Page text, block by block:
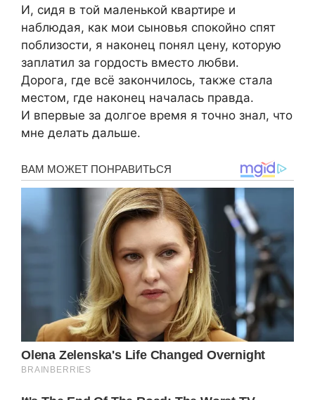
И, сидя в той маленькой квартире и
наблюдая, как мои сыновья спокойно спят
поблизости, я наконец понял цену, которую
заплатил за гордость вместо любви.
Дорога, где всё закончилось, также стала
местом, где наконец началась правда.
И впервые за долгое время я точно знал, что
мне делать дальше.